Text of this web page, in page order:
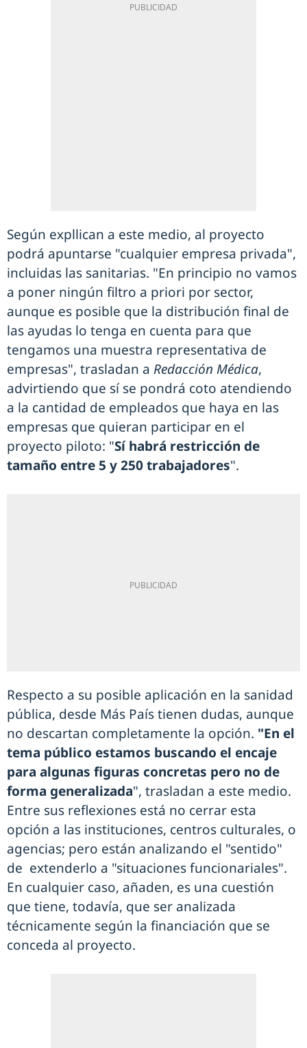
Según expllican a este medio, al proyecto
podrá apuntarse "cualquier empresa privada",
incluidas las sanitarias. "En principio no vamos
a poner ningún filtro a priori por sector,
aunque es posible que la distribución final de
las ayudas lo tenga en cuenta para que
tengamos una muestra representativa de
empresas", trasladan a Redacción Médica,
advirtiendo que sí se pondrá coto atendiendo
a la cantidad de empleados que haya en las
empresas que quieran participar en el
proyecto piloto: "Sí habrá restricción de
tamaño entre 5 y 250 trabajadores".
Respecto a su posible aplicación en la sanidad
pública, desde Más País tienen dudas, aunque
no descartan completamente la opción. "En el
tema público estamos buscando el encaje
para algunas figuras concretas pero no de
forma generalizada", trasladan a este medio.
Entre sus reflexiones está no cerrar esta
opción a las instituciones, centros culturales, o
agencias; pero están analizando el "sentido"
de extenderlo a "situaciones funcionariales".
En cualquier caso, añaden, es una cuestión
que tiene, todavía, que ser analizada
técnicamente según la financiación que se
conceda al proyecto.